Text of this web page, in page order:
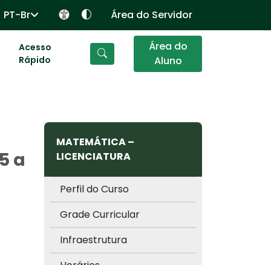
PT-Br Área do Servidor
Acesso
Rápido
Área do
Aluno
a
MATEMÁTICA –
LICENCIATURA
Perfil do Curso
Grade Curricular
Infraestrutura